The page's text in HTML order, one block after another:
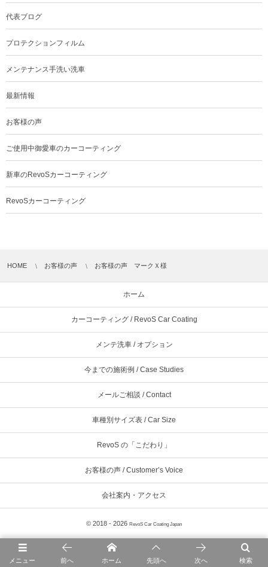
代表ブログ
プロテクションフィルム
メンテナンス手洗い洗車
最新情報
お客様の声
ご使用中御愛車のカーコーティング
新車のRevoSカーコーティング
RevoSカーコーティング
HOME お客様の声 お客様の声 マークＸ様
ホーム
カーコーティング / RevoS Car Coating
メンテ洗車 / オプション
今までの施術例 / Case Studies
メールご相談 / Contact
車種別サイズ表 / Car Size
RevoS の「こだわり」
お客様の声 / Customer’s Voice
会社案内・アクセス
© 2018 - 2026 RevoS Car Coating Japan
メニュー 検索
前へ ホーム 先頭へ 次へ